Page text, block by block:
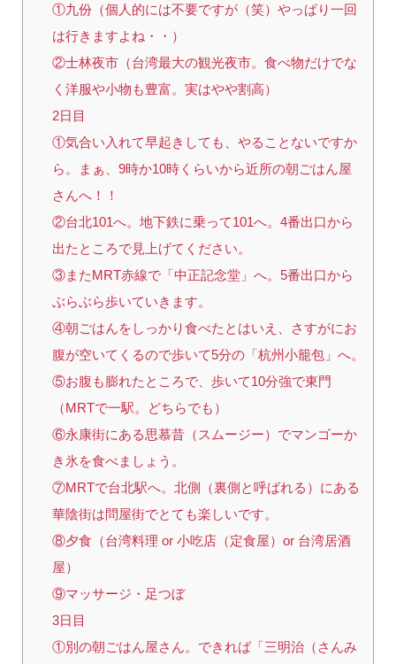
①九份（個人的には不要ですが（笑）やっぱり一回
は行きますよね・・）
②士林夜市（台湾最大の観光夜市。食べ物だけでな
く洋服や小物も豊富。実はやや割高）
2日目
①気合い入れて早起きしても、やることないですか
ら。まぁ、9時か10時くらいから近所の朝ごはん屋
さんへ！！
②台北101へ。地下鉄に乗って101へ。4番出口から
出たところで見上げてください。
③またMRT赤線で「中正記念堂」へ。5番出口から
ぶらぶら歩いていきます。
④朝ごはんをしっかり食べたとはいえ、さすがにお
腹が空いてくるので歩いて5分の「杭州小籠包」へ。
⑤お腹も膨れたところで、歩いて10分強で東門
（MRTで一駅。どちらでも）
⑥永康街にある思慕昔（スムージー）でマンゴーか
き氷を食べましょう。
⑦MRTで台北駅へ。北側（裏側と呼ばれる）にある
華陰街は問屋街でとても楽しいです。
⑧夕食（台湾料理 or 小吃店（定食屋）or 台湾居酒
屋）
⑨マッサージ・足つぼ
3日目
①別の朝ごはん屋さん。できれば「三明治（さんみ